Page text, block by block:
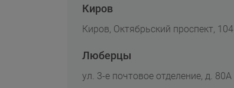
Киров
Киров, Октябрьский проспект, 104
Люберцы
ул. 3-е почтовое отделение, д. 80А